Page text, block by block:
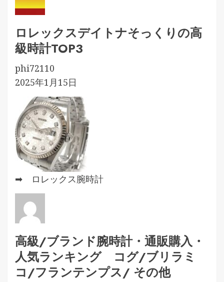
ロレックスデイトナそっくりの高
級時計TOP3
phi72110
2025年1月15日
➡ ロレックス腕時計
高級/ブランド腕時計・通販購入・
人気ランキング コグ/ブリラミ
コ/フランテンプス/ その他